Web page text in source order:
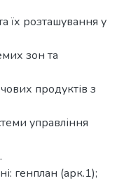
їх розташування у
зон та
продуктів з
управління
генплан (арк.1);